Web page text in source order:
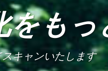
をもっ
をつくります